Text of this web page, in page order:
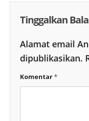
Tinggalkan
Alamat email
dipublikasikan.
Komentar*